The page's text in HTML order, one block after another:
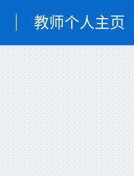
教师个人主页